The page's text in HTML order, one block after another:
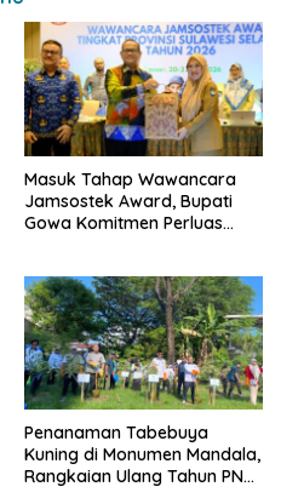
Masuk Tahap Wawancara
Jamsostek Award, Bupati
Gowa Komitmen Perluas
Penanaman Tabebuya
Kuning di Monumen Mandala,
Rangkaian Ulang Tahun PNM